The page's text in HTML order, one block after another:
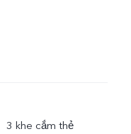
3 khe cắm thẻ